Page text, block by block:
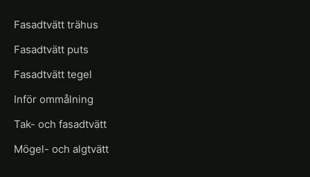
Fasadtvätt trähus
Fasadtvätt puts
Fasadtvätt tegel
Inför ommålning
Tak- och fasadtvätt
Mögel- och algtvätt